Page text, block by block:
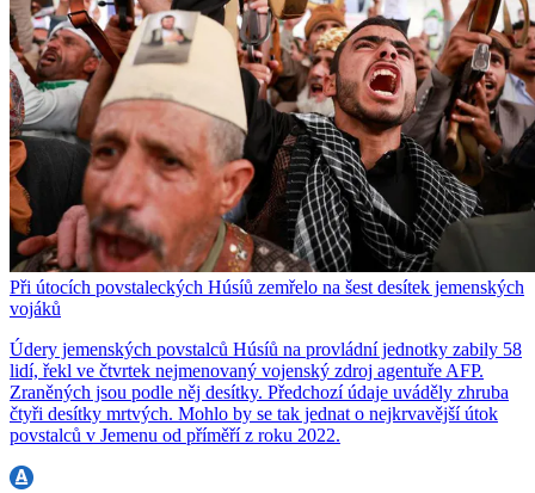
Při útocích povstaleckých Húsíů zemřelo na šest desítek jemenských
vojáků
Údery jemenských povstalců Húsíů na provládní jednotky zabily 58
lidí, řekl ve čtvrtek nejmenovaný vojenský zdroj agentuře AFP.
Zraněných jsou podle něj desítky. Předchozí údaje uváděly zhruba
čtyři desítky mrtvých. Mohlo by se tak jednat o nejkrvavější útok
povstalců v Jemenu od příměří z roku 2022.